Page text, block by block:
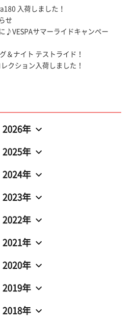
入荷しました！
せ
♪VESPAサマーライドキャンペー
＆ナイト テストライド！
レクション入荷しました！
2026年
2025年
2024年
2023年
2022年
2021年
2020年
2019年
2018年